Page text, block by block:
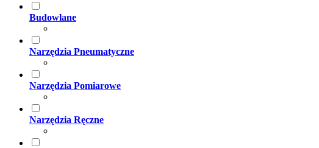
Budowlane
Narzędzia Pneumatyczne
Narzędzia Pomiarowe
Narzędzia Ręczne